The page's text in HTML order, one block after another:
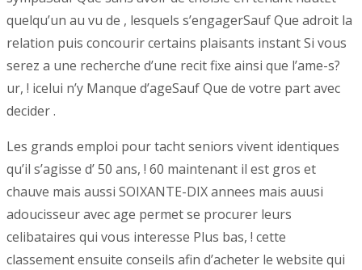
quelqu’un au vu de , lesquels s’engagerSauf Que adroit la
relation puis concourir certains plaisants instant Si vous
serez a une recherche d’une recit fixe ainsi que l’ame-s?
ur, ! icelui n’y Manque d’ageSauf Que de votre part avec
decider .
Les grands emploi pour tacht seniors vivent identiques
qu’il s’agisse d’ 50 ans, ! 60 maintenant il est gros et
chauve mais aussi SOIXANTE-DIX annees mais auusi
adoucisseur avec age permet se procurer leurs
celibataires qui vous interesse Plus bas, ! cette
classement ensuite conseils afin d’acheter le website qui